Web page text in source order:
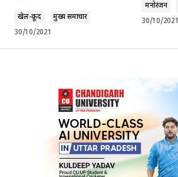
खेल-कूद
मुख्य समाचार
30/10/2021
मनोरंजन
30/10/2021